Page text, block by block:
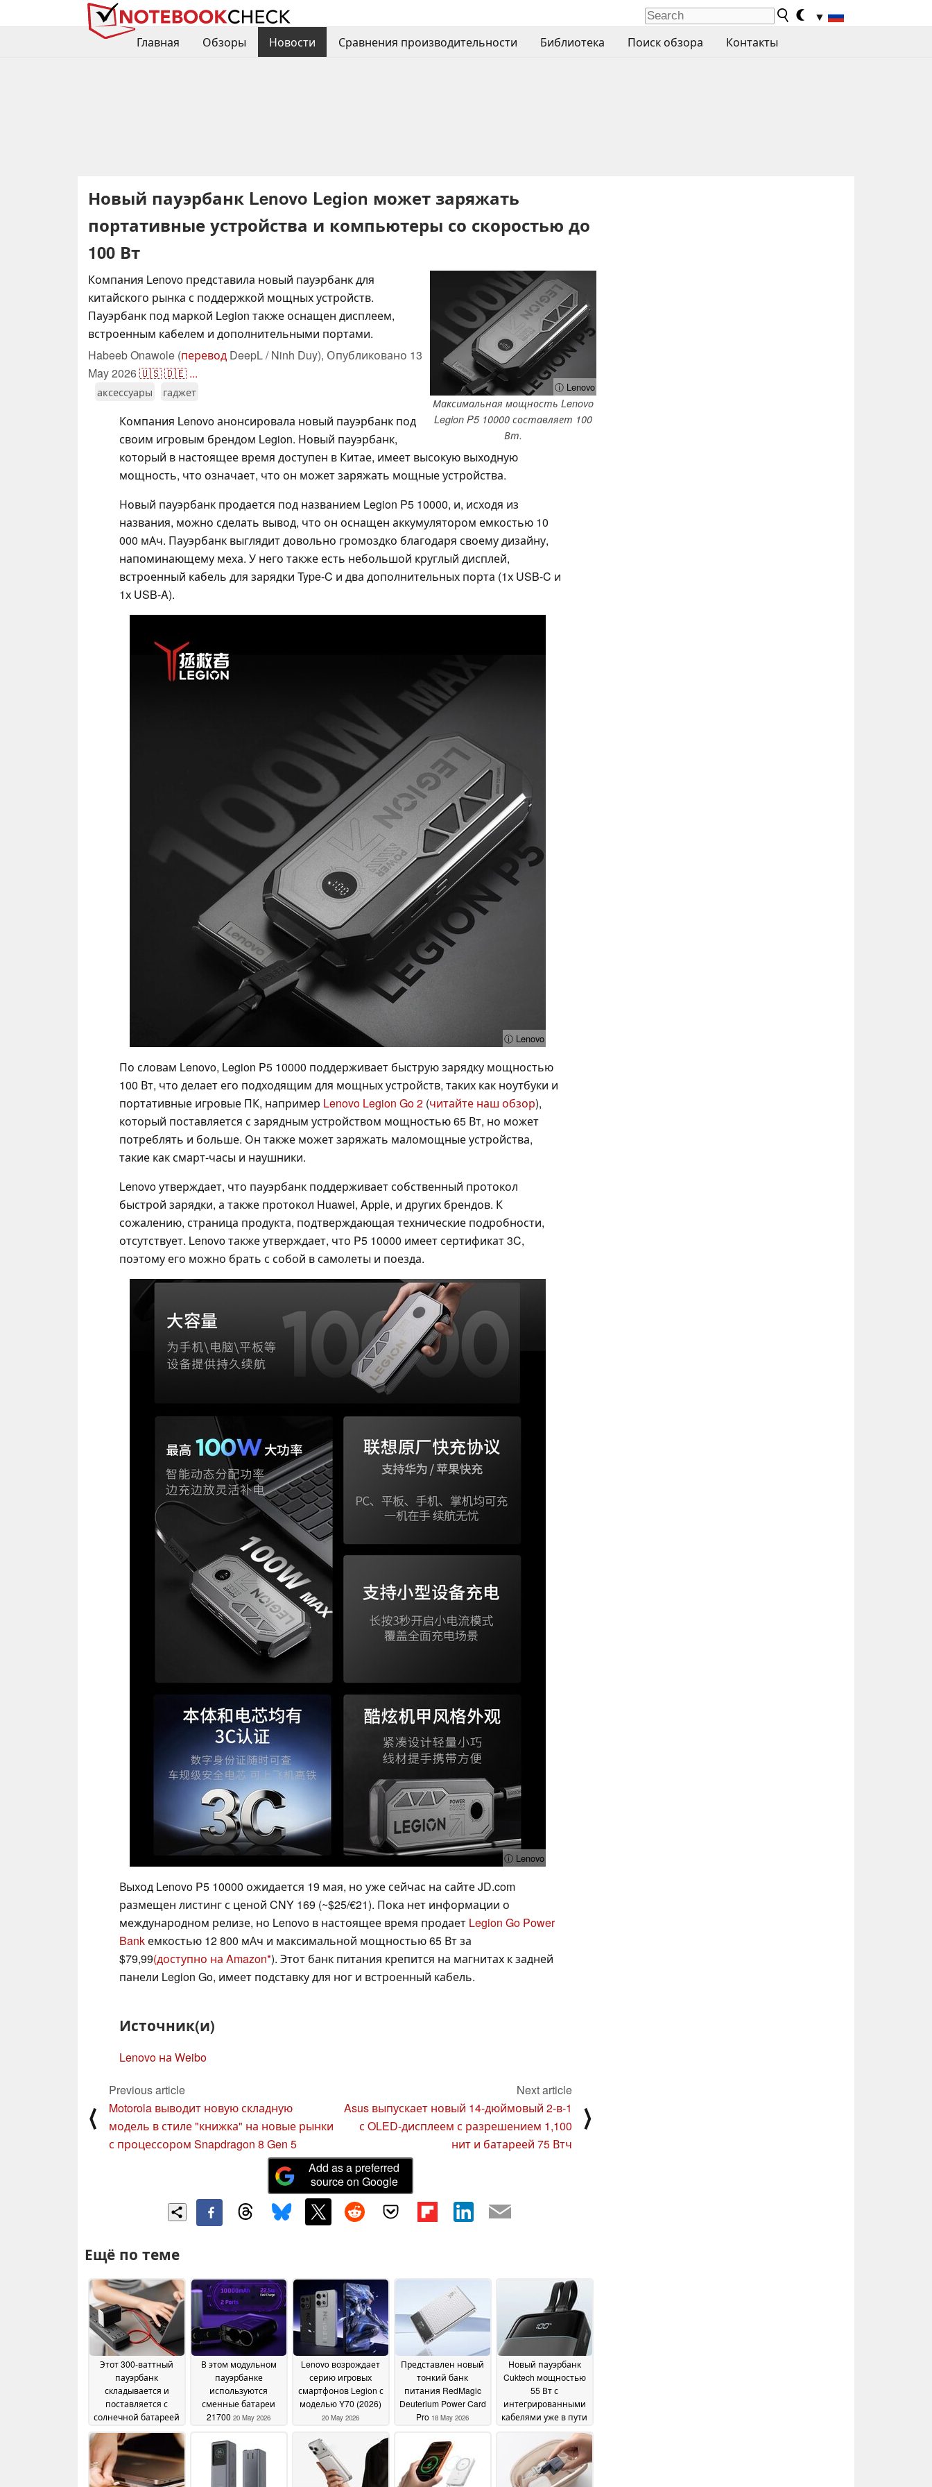
▼
Главная
Обзоры Новости Сравнения производительности Библиотека Поиск обзора Контакты
Новый пауэрбанк Lenovo Legion может заряжать
портативные устройства и компьютеры со скоростью до
100 Вт
ⓘ Lenovo
Максимальная мощность Lenovo
Legion P5 10000 составляет 100
Вт.
Компания Lenovo представила новый пауэрбанк для
китайского рынка с поддержкой мощных устройств.
Пауэрбанк под маркой Legion также оснащен дисплеем,
встроенным кабелем и дополнительными портами.
Habeeb Onawole (перевод DeepL / Ninh Duy), Опубликовано 13
May 2026🇺🇸🇩🇪 ...
аксессуары гаджет
Компания Lenovo анонсировала новый пауэрбанк под
своим игровым брендом Legion. Новый пауэрбанк,
который в настоящее время доступен в Китае, имеет высокую выходную
мощность, что означает, что он может заряжать мощные устройства.
Новый пауэрбанк продается под названием Legion P5 10000, и, исходя из
названия, можно сделать вывод, что он оснащен аккумулятором емкостью 10
000 мАч. Пауэрбанк выглядит довольно громоздко благодаря своему дизайну,
напоминающему меха. У него также есть небольшой круглый дисплей,
встроенный кабель для зарядки Type-C и два дополнительных порта (1х USB-C и
1х USB-A).
ⓘ Lenovo
По словам Lenovo, Legion P5 10000 поддерживает быструю зарядку мощностью
100 Вт, что делает его подходящим для мощных устройств, таких как ноутбуки и
портативные игровые ПК, например Lenovo Legion Go 2 (читайте наш обзор),
который поставляется с зарядным устройством мощностью 65 Вт, но может
потреблять и больше. Он также может заряжать маломощные устройства,
такие как смарт-часы и наушники.
Lenovo утверждает, что пауэрбанк поддерживает собственный протокол
быстрой зарядки, а также протокол Huawei, Apple, и других брендов. К
сожалению, страница продукта, подтверждающая технические подробности,
отсутствует. Lenovo также утверждает, что P5 10000 имеет сертификат 3C,
поэтому его можно брать с собой в самолеты и поезда.
ⓘ Lenovo
Выход Lenovo P5 10000 ожидается 19 мая, но уже сейчас на сайте JD.com
размещен листинг с ценой CNY 169 (~$25/€21). Пока нет информации о
международном релизе, но Lenovo в настоящее время продает Legion Go Power
Bankемкостью 12 800 мАч и максимальной мощностью 65 Вт за
$79,99(доступно на Amazon ). Этот банк питания крепится на магнитах к задней
панели Legion Go, имеет подставку для ног и встроенный кабель.
Источник(и)
Lenovo на Weibo
⟨
Previous article
Motorola выводит новую складную
модель в стиле "книжка" на новые рынки
с процессором Snapdragon 8 Gen 5
Next article
Asus выпускает новый 14-дюймовый 2-в-1
с OLED-дисплеем с разрешением 1,100
нит и батареей 75 Втч
⟩
Add as a preferred
source on Google
Ещё по теме
Этот 300-ваттный
пауэрбанк
складывается и
поставляется с
солнечной батареей
зарядным
устройством31 May
В этом модульном
пауэрбанке
используются
сменные батареи
21700 20 May 2026
Lenovo возрождает
серию игровых
смартфонов Legion с
моделью Y70 (2026)
20 May 2026
Представлен новый
тонкий банк
питания RedMagic
Deuterium Power Card
Pro 18 May 2026
Новый пауэрбанк
Cuktech мощностью
55 Вт с
интегрированными
кабелями уже в пути